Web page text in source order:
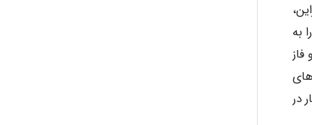
در محل بوده است [۱۱-۸]. بنابراین،
به
در